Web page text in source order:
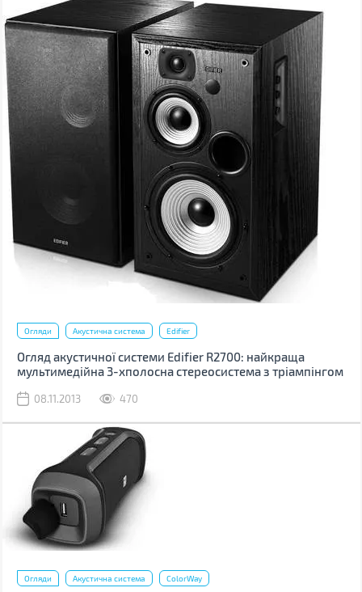
Огляди Акустична система Edifier
Огляд акустичної системи Edifier R2700: найкраща
мультимедійна 3-хполосна стереосистема з тріампінгом
08.11.2013 470
Огляди Акустична система ColorWay